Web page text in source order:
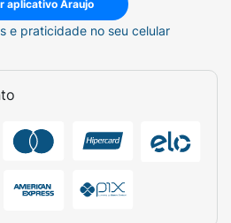
aplicativo Araujo
e praticidade no seu celular